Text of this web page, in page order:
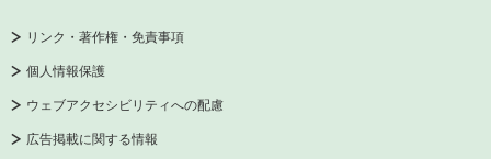
リンク・著作権・免責事項
個人情報保護
ウェブアクセシビリティへの配慮
広告掲載に関する情報